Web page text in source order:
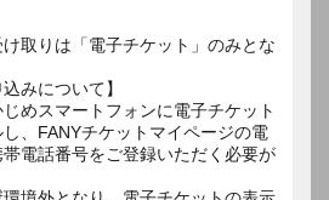
取りは「電子チケット」のみとな
みについて】
めスマートフォンに電子チケット
、FANYチケットマイページの電
電話番号をご登録いただく必要が